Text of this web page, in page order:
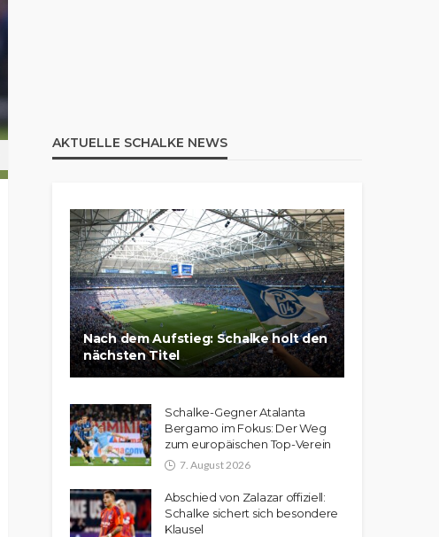
AKTUELLE SCHALKE NEWS
Nach dem Aufstieg: Schalke holt den
nächsten Titel
Schalke-Gegner Atalanta
Bergamo im Fokus: Der Weg
zum europäischen Top-Verein
7. August 2026
Abschied von Zalazar offiziell:
Schalke sichert sich besondere
Klausel